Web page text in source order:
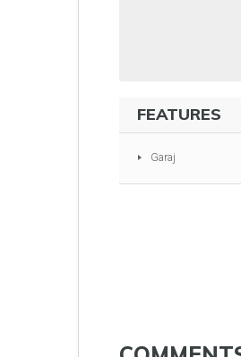
FEATURES
Garaj